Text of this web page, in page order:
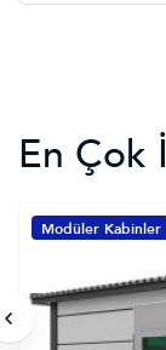
En Çok
Modüler Kabinler